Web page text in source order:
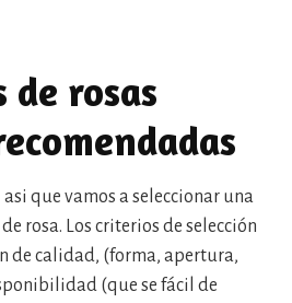
de rosas
que vamos a seleccionar una
rosa. Los criterios de selección
de calidad, (forma, apertura,
(que se fácil de